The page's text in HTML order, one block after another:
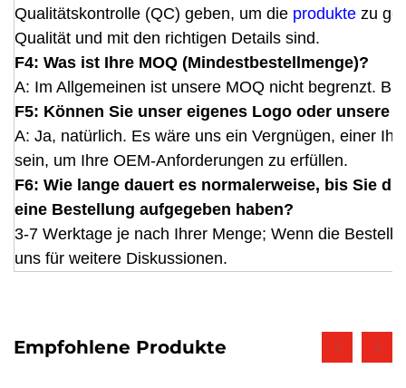
Qualitätskontrolle (QC) geben, um die produkte zu
Qualität und mit den richtigen Details sind.
F4: Was ist Ihre MOQ (Mindestbestellmenge)?
A: Im Allgemeinen ist unsere MOQ nicht begrenzt.
F5: Können Sie unser eigenes Logo oder unsere
A: Ja, natürlich. Es wäre uns ein Vergnügen, einer
sein, um Ihre OEM-Anforderungen zu erfüllen.
F6: Wie lange dauert es normalerweise, bis Sie
eine Bestellung aufgegeben haben?
3-7 Werktage je nach Ihrer Menge; Wenn die
uns für weitere Diskussionen.
Empfohlene Produkte